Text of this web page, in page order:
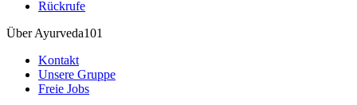
Rückrufe
Über Ayurveda101
Kontakt
Unsere Gruppe
Freie Jobs